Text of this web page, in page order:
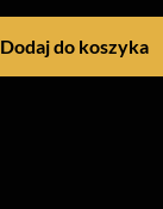
Dodaj do koszyka